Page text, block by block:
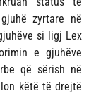
zyrtare në
si ligj Lex
e gjuhëve
që sërish në
këtë të drejtë